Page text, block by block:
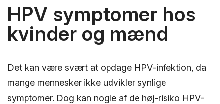
HPV symptomer hos
kvinder og mænd
Det kan være svært at opdage HPV-infektion, da
mange mennesker ikke udvikler synlige
symptomer. Dog kan nogle af de høj-risiko HPV-